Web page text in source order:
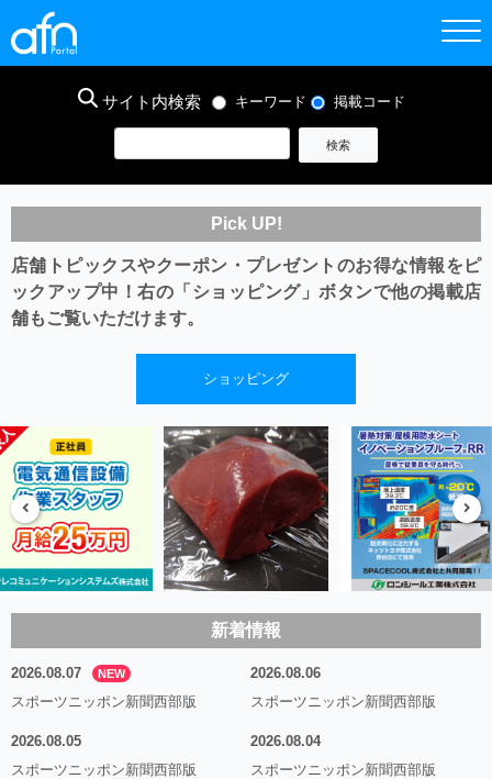
サイト内検索 キーワード 掲載コード
Pick UP!
店舗トピックスやクーポン・プレゼントのお得な情報をピ
ックアップ中！右の「ショッピング」ボタンで他の掲載店
舗もご覧いただけます。
ショッピング
新着情報
2026.08.07 NEW
スポーツニッポン新聞西部版
2026.08.06
スポーツニッポン新聞西部版
2026.08.05
スポーツニッポン新聞西部版
2026.08.04
スポーツニッポン新聞西部版